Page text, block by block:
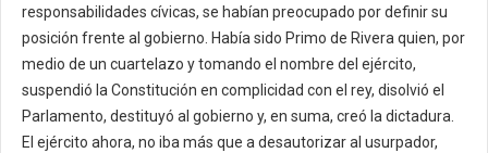
responsabilidades cívicas, se habían preocupado por definir su
posición frente al gobierno. Había sido Primo de Rivera quien, por
medio de un cuartelazo y tomando el nombre del ejército,
suspendió la Constitución en complicidad con el rey, disolvió el
Parlamento, destituyó al gobierno y, en suma, creó la dictadura.
El ejército ahora, no iba más que a desautorizar al usurpador,